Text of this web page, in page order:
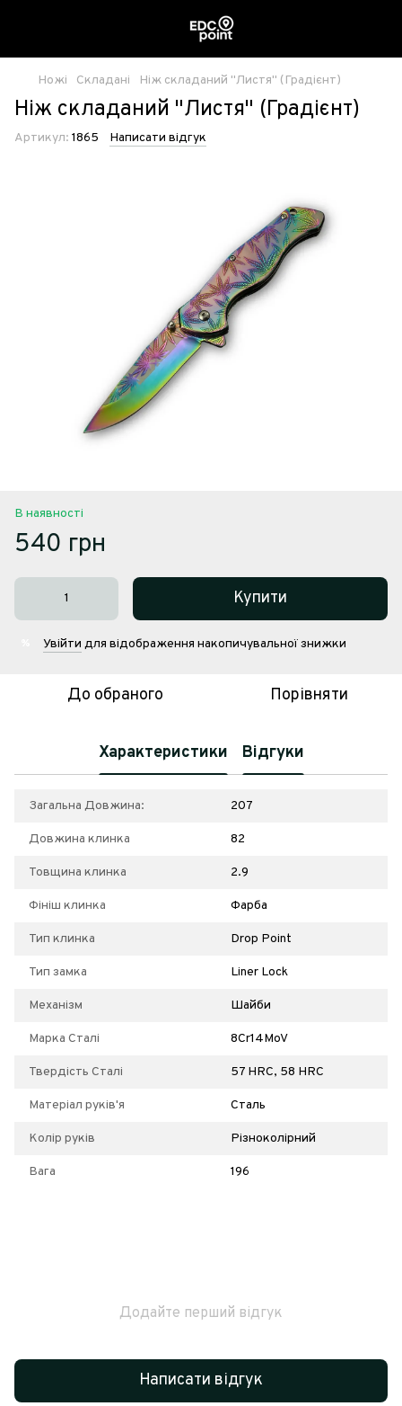
Ножі Складані Ніж складаний "Листя" (Градієнт)
Ніж складаний "Листя" (Градієнт)
Артикул: 1865 Написати відгук
В наявності
540 грн
Купити
Увійти для відображення накопичувальної знижки
До обраного Порівняти
Характеристики Відгуки
Загальна Довжина: 207
Довжина клинка 82
Товщина клинка 2.9
Фініш клинка Фарба
Тип клинка Drop Point
Тип замка Liner Lock
Механізм Шайби
Марка Сталі 8Cr14MoV
Твердість Сталі 57 HRC, 58 HRC
Матеріал руків'я Сталь
Колір руків Різноколірний
Вага 196
Додайте перший відгук
Написати відгук